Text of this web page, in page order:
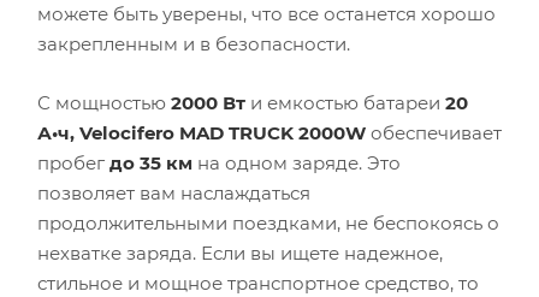
можете быть уверены, что все останется хорошо
закрепленным и в безопасности.
С мощностью 2000 Вт и емкостью батареи 20
А•ч, Velocifero MAD TRUCK 2000W обеспечивает
пробег до 35 км на одном заряде. Это
позволяет вам наслаждаться
продолжительными поездками, не беспокоясь о
нехватке заряда. Если вы ищете надежное,
стильное и мощное транспортное средство, то